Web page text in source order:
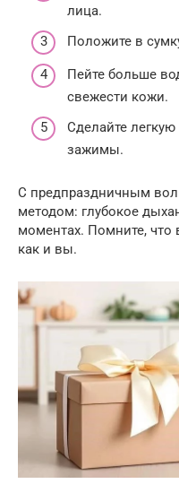
лица.
Положите в
Пейте больше
свежести кожи.
Сделайте
зажимы.
С предпраздничным
методом: глубокое
моментах. Помните, что
как и вы.